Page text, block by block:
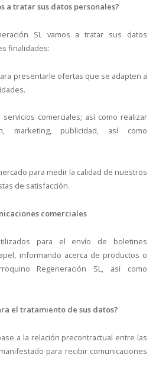
a tratar sus datos personales?
SL vamos a tratar sus datos
finalidades:
presentarle ofertas que se adapten a
comerciales; así como realizar
marketing, publicidad, así como
para medir la calidad de nuestros
de satisfacción.
comerciales
para el envío de boletines
informando acerca de productos o
Regeneración SL, así como
el tratamiento de sus datos?
a la relación precontractual entre las
para recibir comunicaciones